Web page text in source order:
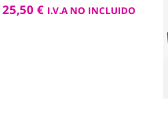
25,50 € I.V.A NO INCLUIDO